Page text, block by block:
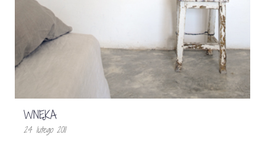
WNĘKA
24 lutego 2011